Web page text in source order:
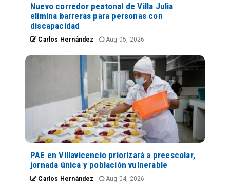
Nuevo corredor peatonal de Villa Julia
elimina barreras para personas con
discapacidad
Carlos Hernández Aug 05, 2026
PAE en Villavicencio priorizará a preescolar,
jornada única y población vulnerable
Carlos Hernández Aug 04, 2026